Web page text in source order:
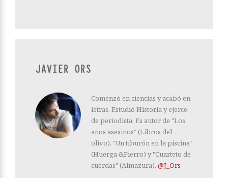
JAVIER ORS
Comenzó en ciencias y acabó en
letras. Estudió Historia y ejerce
de periodista. Es autor de "Los
años asesinos" (Libros del
olivo), "Un tiburón en la piscina"
(Huerga &Fierro) y "Cuarteto de
cuerdas" (Almazura). @J_Ors